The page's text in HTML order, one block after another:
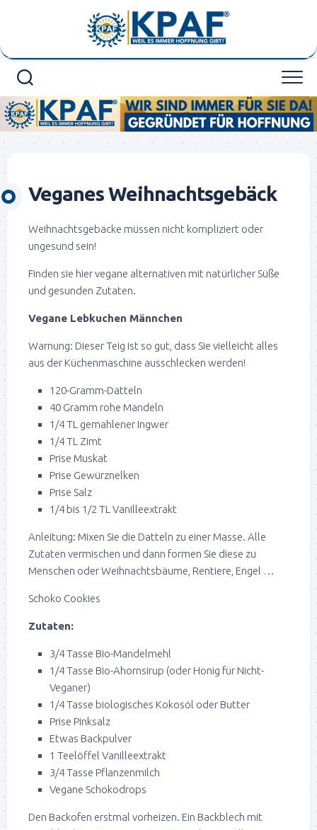
Veganes Weihnachtsgebäck
Weihnachtsgebäcke müssen nicht kompliziert oder
ungesund sein!
Finden sie hier vegane alternativen mit natürlicher Süße
und gesunden Zutaten.
Vegane Lebkuchen Männchen
Warnung: Dieser Teig ist so gut, dass Sie vielleicht alles
aus der Küchenmaschine ausschlecken werden!
120-Gramm-Datteln
40 Gramm rohe Mandeln
1/4 TL gemahlener Ingwer
1/4 TL Zimt
Prise Muskat
Prise Gewürznelken
Prise Salz
1/4 bis 1/2 TL Vanilleextrakt
Anleitung: Mixen Sie die Datteln zu einer Masse. Alle
Zutaten vermischen und dann formen Sie diese zu
Menschen oder Weihnachtsbäume, Rentiere, Engel …
Schoko Cookies
Zutaten:
3/4 Tasse Bio-Mandelmehl
1/4 Tasse Bio-Ahornsirup (oder Honig für Nicht-
Veganer)
1/4 Tasse biologisches Kokosöl oder Butter
Prise Pinksalz
Etwas Backpulver
1 Teelöffel Vanilleextrakt
3/4 Tasse Pflanzenmilch
Vegane Schokodrops
Den Backofen erstmal vorheizen. Ein Backblech mit